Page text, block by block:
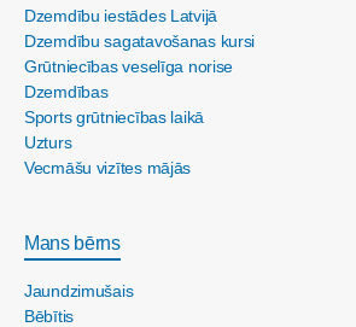
Dzemdību iestādes Latvijā
Dzemdību sagatavošanas kursi
Grūtniecības veselīga norise
Dzemdības
Sports grūtniecības laikā
Uzturs
Vecmāšu vizītes mājās
Mans bērns
Jaundzimušais
Bēbītis